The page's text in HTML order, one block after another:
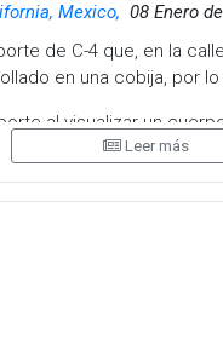
Mexico, 08 Enero
de C-4 que, en la
en una cobija, por
al visualizar un
presencia de Fiscalía
Leer más